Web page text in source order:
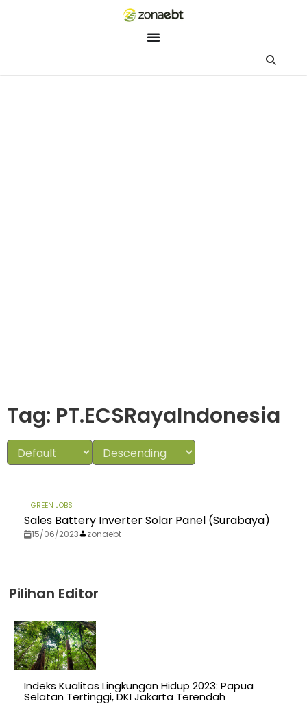
Tag: PT.ECSRayaIndonesia
GREEN JOBS
Sales Battery Inverter Solar Panel (Surabaya)
15/06/2023 zonaebt
Pilihan Editor
Indeks Kualitas Lingkungan Hidup 2023: Papua
Selatan Tertinggi, DKI Jakarta Terendah